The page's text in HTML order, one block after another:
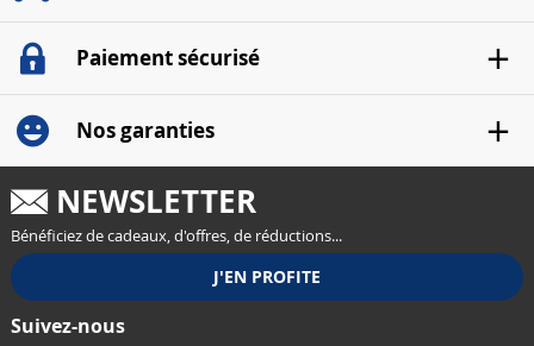
Paiement sécurisé
Nos garanties
NEWSLETTER
Bénéficiez de cadeaux, d'offres, de réductions...
Suivez-nous